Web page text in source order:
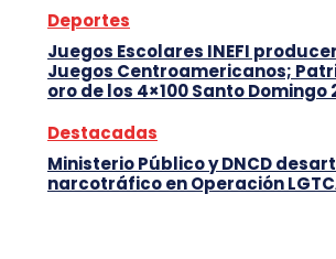
Deportes
Juegos Escolares INEFI
Juegos Centroamericanos;
oro de los 4×100 Santo Domingo
Destacadas
Ministerio Público y DNCD
narcotráfico en Operación